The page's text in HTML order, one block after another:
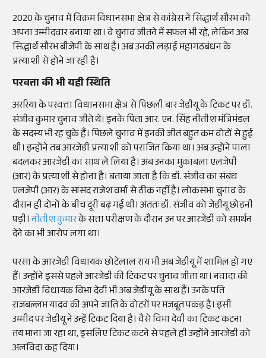
2020 के चुनाव में विक्रम विधानसभा क्षेत्र से कांग्रेस ने सिद्धार्थ सौरभ को
अपना उम्मीदवार बनाया था। वे चुनाव जीतने में सफल भी रहे, लेकिन अब
सिद्धार्थ सौरभ बीजेपी के साथ हैं। अब उनकी लड़ाई महागठबंधन के
प्रत्याशी से होने जा रही है।
परवत्ता की भी यही स्थिति
अररिया के परवत्ता विधानसभा क्षेत्र से पिछली बार जेडीयू के टिकट पर डॉ.
संजीव कुमार चुनाव जीते थे। इनके पिता आर. एन. सिंह नीतीश मंत्रिमंडल
के सदस्य भी रह चुके हैं। पिछले चुनाव में इनकी जीत बहुत कम वोटों से हुई
थी। इन्होंने तब आरजेडी प्रत्याशी को पराजित किया था। अब उन्होंने पाला
बदलकर आरजेडी का साथ ले लिया है। अब उनका मुकाबला एलजेपी
(आर) के प्रत्याशी से होना है। बताया जाता है कि डॉ. संजीव का संबंध
एलजेपी (आर) के सांसद राजेश वर्मा से ठीक नहीं है। लोकसभा चुनाव के
दौरान ही दोनों के बीच दूरी बढ़ गई थी। अंततः डॉ. संजीव को जेडीयू छोड़नी
पड़ी।नीतीश कुमारके सत्ता परीक्षण के दौरान उन पर आरजेडी को समर्थन
देने का भी आरोप लगा था।
परसा के आरजेडी विधायक छोटेलाल राय भी अब जेडीयू में शामिल हो गए
हैं। उन्होंने इससे पहले आरजेडी की टिकट पर चुनाव जीता था। नवादा की
आरजेडी विधायक विभा देवी भी अब जेडीयू के साथ हैं। उनके पति
राजबल्लभ यादव की अपने जाति के वोटरों पर मजबूत पकड़ है। इसी
उम्मीद पर जेडीयू ने उन्हें टिकट दिया है। वैसे विभा देवी का टिकट कटना
तय माना जा रहा था, इसलिए टिकट कटने से पहले ही उन्होंने आरजेडी को
अलविदा कह दिया।